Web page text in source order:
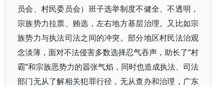
员会、村民委员会）班子选举制度不健全、不透明，
宗族势力拉票、贿选，左右地方基层治理。又比如宗
族势力与执法司法之间的冲突。部分地区村民法治观
念淡薄，面对不法侵害多数选择忍气吞声，助长了“村
霸”和宗族恶势力的嚣张气焰，同时也造成执法、司法
部门无从了解相关犯罪行径，无从查办和治理，广东